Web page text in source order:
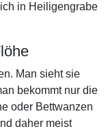
in Heiligengrabe
Man sieht sie
bekommt nur die
oder Bettwanzen
daher meist